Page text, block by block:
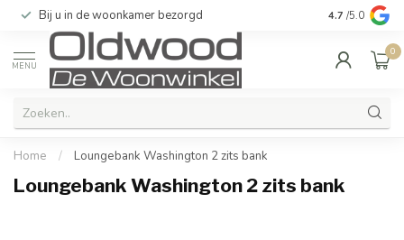
Bij u in de woonkamer bezorgd Kwaliteit &
4.7 /5.0
MENU
0
Home / Loungebank Washington 2 zits bank
Loungebank Washington 2 zits bank